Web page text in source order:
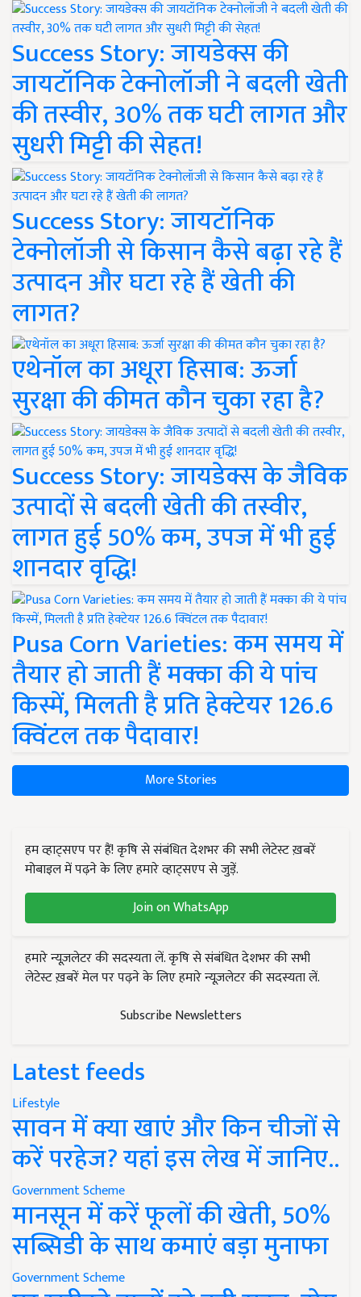
Success Story: जायडेक्स की
जायटॉनिक टेक्नोलॉजी ने बदली खेती
की तस्वीर, 30% तक घटी लागत और
सुधरी मिट्टी की सेहत!
Success Story: जायटॉनिक
टेक्नोलॉजी से किसान कैसे बढ़ा रहे हैं
उत्पादन और घटा रहे हैं खेती की
लागत?
एथेनॉल का अधूरा हिसाब: ऊर्जा
सुरक्षा की कीमत कौन चुका रहा है?
Success Story: जायडेक्स के जैविक
उत्पादों से बदली खेती की तस्वीर,
लागत हुई 50% कम, उपज में भी हुई
शानदार वृद्धि!
Pusa Corn Varieties: कम समय में
तैयार हो जाती हैं मक्का की ये पांच
किस्में, मिलती है प्रति हेक्टेयर 126.6
क्विंटल तक पैदावार!
More Stories
हम व्हाट्सएप पर हैं! कृषि से संबंधित देशभर की सभी लेटेस्ट ख़बरें
मोबाइल में पढ़ने के लिए हमारे व्हाट्सएप से जुड़ें.
Join on WhatsApp
हमारे न्यूज़लेटर की सदस्यता लें. कृषि से संबंधित देशभर की सभी
लेटेस्ट ख़बरें मेल पर पढ़ने के लिए हमारे न्यूज़लेटर की सदस्यता लें.
Subscribe Newsletters
Latest feeds
Lifestyle
सावन में क्या खाएं और किन चीजों से
करें परहेज? यहां इस लेख में जानिए..
Government Scheme
मानसून में करें फूलों की खेती, 50%
सब्सिडी के साथ कमाएं बड़ा मुनाफा
Government Scheme